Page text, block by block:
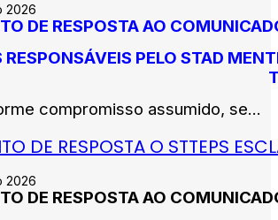
2026
DE RESPOSTA AO
RESPONSÁVEIS PELO STAD
compromisso assumido, se...
DE RESPOSTA O STTEPS
2026
DE RESPOSTA AO